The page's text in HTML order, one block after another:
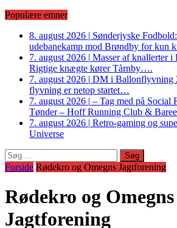
Populære emner
8. august 2026 | Sønderjyske
udebanekamp mod Brøndby for kun
7. august 2026 | Masser af knallerter i
Rigtige knægte kører Tårnby….
7. august 2026 | DM i Ballonflyvning
flyvning er netop startet…
7. august 2026 | – Tag med på Social
Tønder – Hoff Running Club &
7. august 2026 | Retro-gaming og
Universe
Søg
efter:
Forside Rødekro og Omegns Jagtforening
Rødekro og Omegns
Jagtforening